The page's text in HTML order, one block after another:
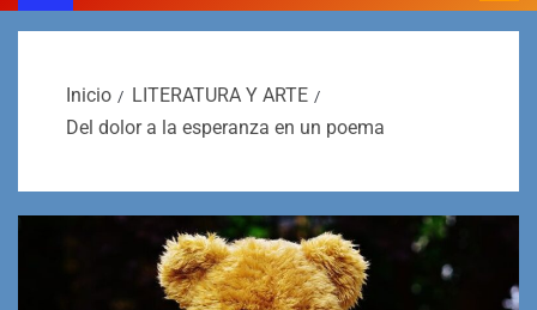
Inicio
LITERATURA Y ARTE
Del dolor a la esperanza en un poema